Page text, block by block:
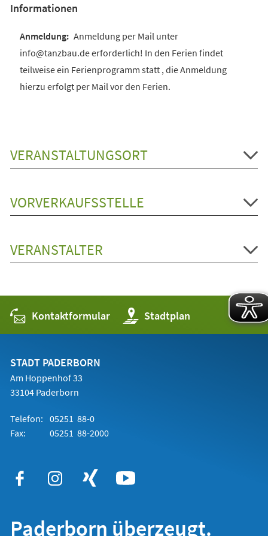
Informationen
Anmeldung per Mail unter
info@tanzbau.de erforderlich! In den Ferien findet
teilweise ein Ferienprogramm statt , die Anmeldung
hierzu erfolgt per Mail vor den Ferien.
VERANSTALTUNGSORT
VORVERKAUFSSTELLE
VERANSTALTER
Kontaktformular Stadtplan
(Öffnet
in
einem
STADT PADERBORN
Am Hoppenhof 33
33104 Paderborn
Telefon: 05251 88-0
Fax:
05251 88-2000
Paderborn überzeugt.